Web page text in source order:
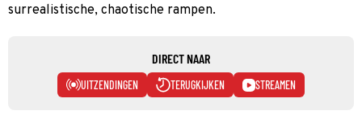
surrealistische, chaotische rampen.
DIRECT NAAR
UITZENDINGEN TERUGKIJKEN STREAMEN